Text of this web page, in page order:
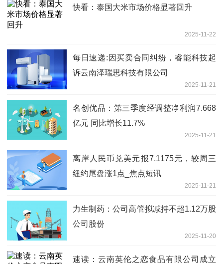
快看：泰国大米市场价格显著回升
2025-11-22
每日速递:因买卖合同纠纷，睿能科技起
诉云南泽瑞思科技有限公司
2025-11-21
名创优品：第三季度经调整净利润7.668
亿元 同比增长11.7%
2025-11-21
离岸人民币兑美元报7.1175元，较周三
纽约尾盘涨1点_焦点短讯
2025-11-21
力生制药：公司高管拟减持不超1.12万股
公司股份
2025-11-20
速读：云南英伦之恋食品有限公司成立